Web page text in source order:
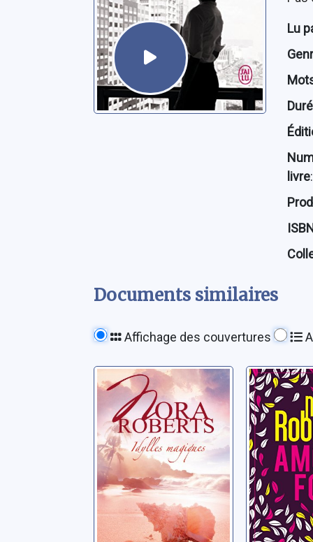
Lu
livre:
Documents similaires
Affichage des couvertures
Idylles magiques
Roberts, Nora
Amour
Roberts,